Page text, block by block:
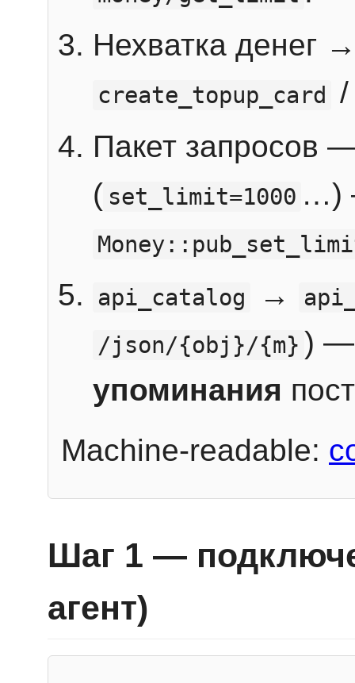
Нехватка денег
create_topup_card
Пакет запросов
( set_limit=1000 …)
api_catalog
→
/json/{obj}/{m} ) —
упоминания
Machine-readable:
Шаг 1 —
агент)